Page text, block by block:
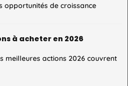
opportunités de croissance
à acheter en 2026
meilleures actions 2026 couvrent